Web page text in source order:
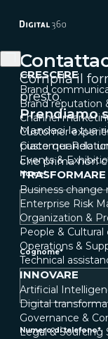
CRESCERE
Brand
Brand reputation
Channel
Customer
Customer
Events &
TRASFORMARE
Business
Enterprise Risk
Organization &
People & Cultural
Operations &
Technical
INNOVARE
Artificial
Digital
Governance &
Legal & Sourcing
Compila il
presto.
Prendiamo
Mandaci la tua
piace quando
che prima non
Nome*
Cognome*
Numero di telefono*